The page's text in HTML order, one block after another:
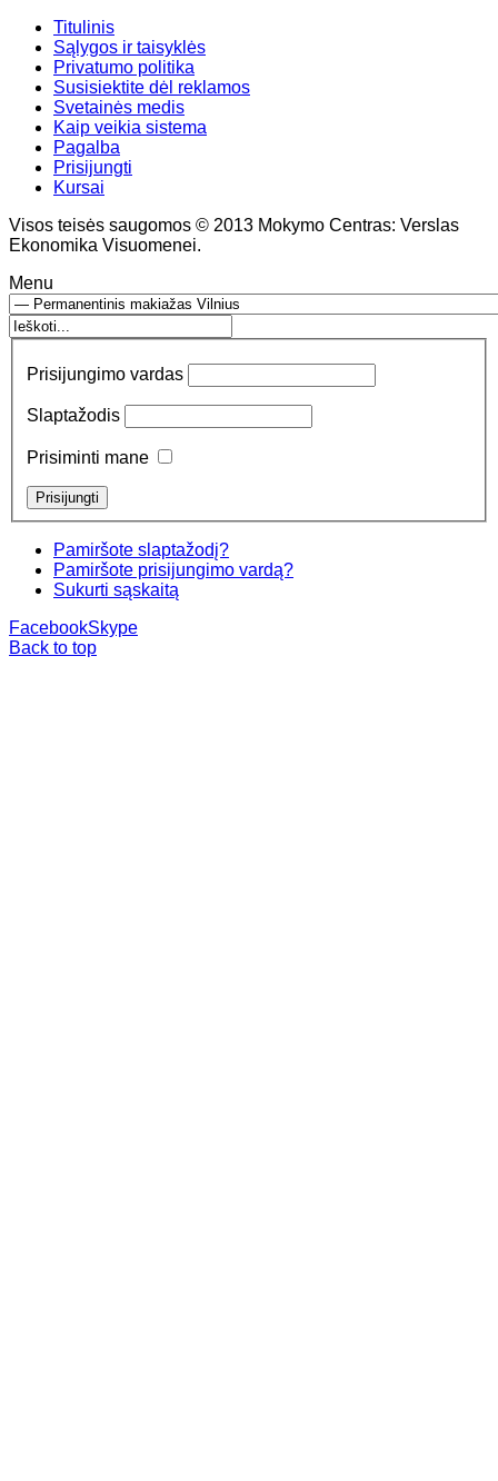
Titulinis
Sąlygos ir taisyklės
Privatumo politika
Susisiektite dėl reklamos
Svetainės medis
Kaip veikia sistema
Pagalba
Prisijungti
Kursai
Visos teisės saugomos © 2013 Mokymo Centras: Verslas
Ekonomika Visuomenei.
Menu
Prisijungimo vardas
Slaptažodis
Prisiminti mane
Pamiršote slaptažodį?
Pamiršote prisijungimo vardą?
Sukurti sąskaitą
FacebookSkype
Back to top